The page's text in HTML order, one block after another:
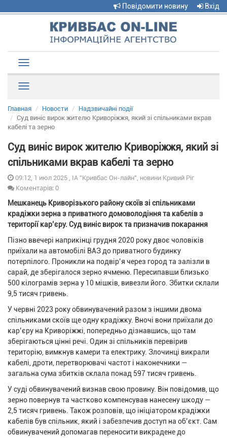
Повідомити новину Вхід
navigation
Главная Новости
Надзвичайні події
Суд виніс вирок жителю Криворіжжя, який зі спільниками вкрав
кабелі та зерно
Суд виніс вирок жителю Криворіжжя, який зі
спільниками вкрав кабелі та зерно
09:12, 1 июл 2025 , ІА "Кривбас Он-лайн", новини Кривий Ріг
Коментарів: 0
Мешканець Криворізького району скоїв зі спільниками
крадіжки зерна з приватного домоволодіння та кабелів з
території кар’єру. Суд виніс вирок та призначив покарання
Пізно ввечері наприкінці грудня 2020 року двоє чоловіків
приїхали на автомобілі ВАЗ до приватного будинку
потерпілого. Проникли на подвір’я через город та залізли в
сарай, де зберігалося зерно ячменю. Пересипавши близько
500 кілограмів зерна у 10 мішків, вивезли його. Збитки склали
9,5 тисяч гривень.
У червні 2023 року обвинувачений разом з іншими двома
спільниками скоїв ще одну крадіжку. Вночі вони приїхали до
кар’єру на Криворіжжі, попередньо дізнавшись, що там
зберігаються цінні речі. Один зі спільників перевірив
територію, вимкнув камери та електрику. Злочинці викрали
кабелі, дроти, перетворювачі частот і наконечники —
загальна сума збитків склала понад 597 тисяч гривень.
У суді обвинувачений визнав свою провину. Він повідомив, що
зерно повернув та частково компенсував нанесену шкоду —
2,5 тисяч гривень. Також розповів, що ініціатором крадіжки
кабелів був спільник, який і забезпечив доступ на об’єкт. Сам
обвинувачений допомагав переносити викрадене до